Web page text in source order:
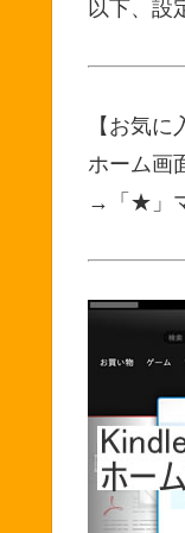
以下、設
【お気に
ホーム画
→「★」